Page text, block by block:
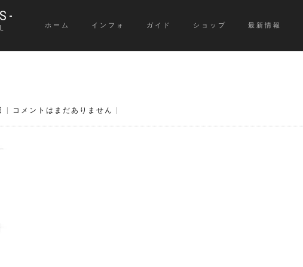
ホーム インフォ ガイド ショップ 最新情報
コメントはまだありません